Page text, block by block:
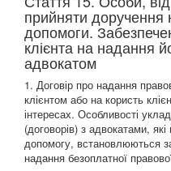
прийняти доручення
допомоги.
клієнта на надання
адвокатом
1. Договір про надання
клієнтом або на користь
інтересах. Особливості
(договорів) з адвокатами,
допомогу, встановлюються
надання безоплатної